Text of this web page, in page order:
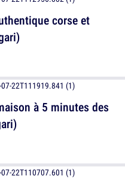
à 5 minutes des
corse et